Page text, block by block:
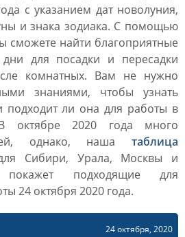
с указанием дат новолуния,
и знака зодиака. С помощью
сможете найти благоприятные
для посадки и пересадки
комнатных. Вам не нужно
знаниями, чтобы узнать
подходит ли она для работы в
октябре 2020 года много
однако, наша таблица
Сибири, Урала, Москвы и
покажет подходящие для
24 октября 2020 года.
24 октября, 2020